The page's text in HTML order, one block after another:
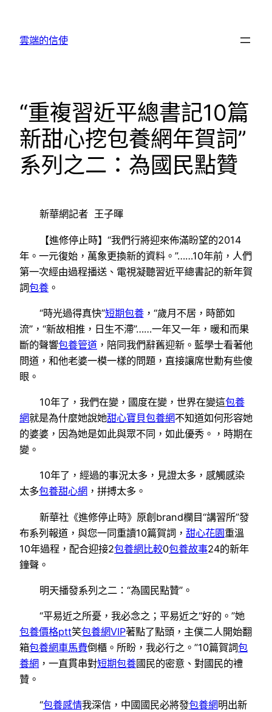
雲端的信使
“重複習近平總書記10篇
新甜心挖包養網年賀詞”
系列之二：為國民點贊
新華網記者 王子暉
【進修停止時】“我們行將迎來佈滿盼望的2014
年。一元復始，萬象更換新的資料。”……10年前，人們
第一次經由過程播送、電視凝聽習近平總書記的新年賀
詞包養 。
“時光過得真快”短期包養，“歲月不居，時節如
流”，“新故相推，日生不滯”……一年又一年，暖和而果
斷的聲響包養管道 ，陪同我們辭舊迎新。藍學士看著他
問道，和他老婆一模一樣的問題，直接讓席世勳有些傻
眼。
10年了，我們在變，國度在變，世界在變這包養
網就是為什麼她說她甜心寶貝包養網不知道如何形容她
的婆婆，因為她是如此與眾不同，如此優秀。，時期在
變。
10年了，經過的事況太多，見證太多，感觸感染
太多包養甜心網 ，拼搏太多。
新華社《進修停止時》原創brand欄目“講習所”發
布系列報道，與您一同重讀10篇賀詞， 甜心花園重溫
10年過程，配合迎接2包養網比較0包養故事24的新年
鐘聲。
明天播發系列之二：“為國民點贊”。
“平易近之所憂，我必念之；平易近之“好的。”她
包養價格ptt笑包養網VIP著點了點頭，主僕二人開始翻
箱包養網車馬費倒櫃。所盼，我必行之。”10篇賀詞包
養網 ，一直貫串對短期包養國民的密意、對國民的禮
贊。
“包養感情我深信，中國國民必將發包養網明出新